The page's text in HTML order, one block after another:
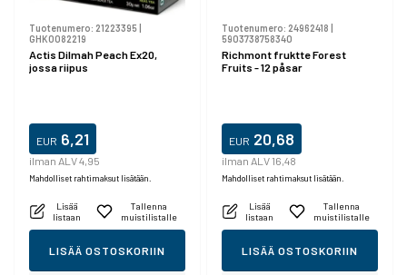
Tuotenumero: 21223395|
GHK0082219
Actis Dilmah Peach Ex20,
jossa riipus
EUR 6,21
ilman ALV 4,95
Mahdolliset rahtimaksut lisätään.
Lisää
listaan
Tallenna
muistilistalle
LISÄÄ OSTOSKORIIN
Tuotenumero: 24962418 |
5903738758340
Richmont fruktte Forest
Fruits - 12 påsar
EUR 20,68
ilman ALV 16,48
Mahdolliset rahtimaksut lisätään.
Lisää
listaan
Tallenna
muistilistalle
LISÄÄ OSTOSKORIIN